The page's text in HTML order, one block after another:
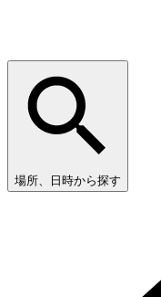
場所、日時から探す